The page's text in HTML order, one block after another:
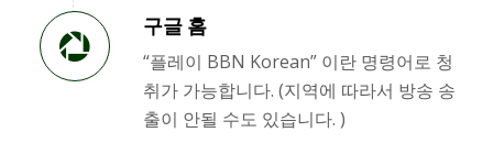
구글 홈
“플레이 BBN Korean” 이란 명령어로 청
취가 가능합니다. (지역에 따라서 방송 송
출이 안될 수도 있습니다. )